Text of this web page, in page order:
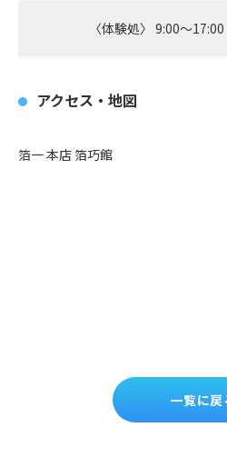
〈体験処〉 9:00～
アクセス・地図
箔一 本店 箔巧館
一覧に戻